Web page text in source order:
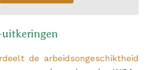
uitkeringen
de arbeidsongeschiktheid